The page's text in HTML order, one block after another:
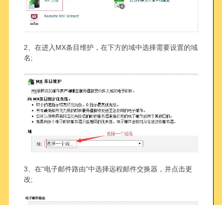
2、在进入MX条目维护，在下方的域中选择需要设置的域
名;
3、在“电子邮件路由”中选择远程邮件交换器，并点击更
改;